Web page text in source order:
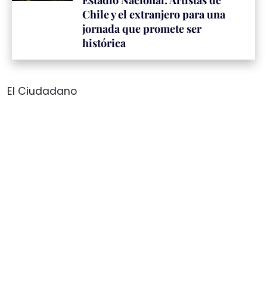
Chile y el extranjero para una
jornada que promete ser
histórica
El Ciudadano